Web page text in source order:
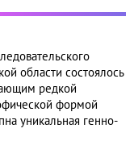
области состоялось
редкой
формой
уникальная генно-